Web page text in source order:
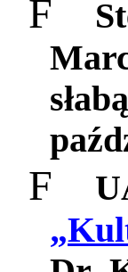
F
F
„